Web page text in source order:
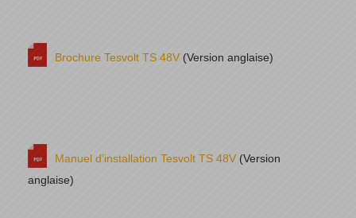
Brochure Tesvolt TS 48V (Version anglaise)
Manuel d’installation Tesvolt TS 48V (Version
anglaise)